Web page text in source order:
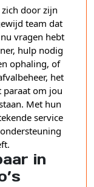
door zijn
team dat
vragen hebt
hulp nodig
ophaling, of
het
paraat om jou
Met hun
service
in